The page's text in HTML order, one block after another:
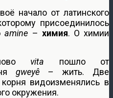
начало от латинского
присоединилось
amine – химия. О химии
vita пошло от
gweyê – жить. Две
видоизменялись в
окружения.